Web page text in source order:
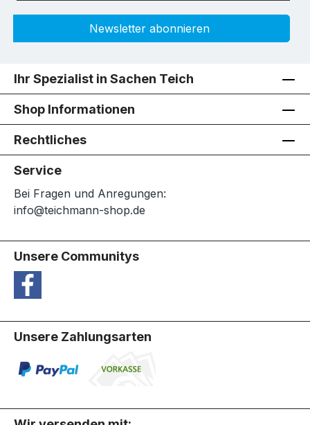
Newsletter abonnieren
Ihr Spezialist in Sachen Teich
Shop Informationen
Rechtliches
Service
Bei Fragen und Anregungen:
info@teichmann-shop.de
Unsere Communitys
Unsere Zahlungsarten